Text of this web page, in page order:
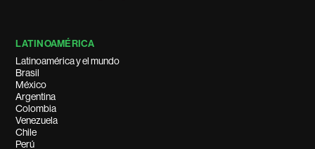
LATINOAMÉRICA
Latinoamérica y el mundo
Brasil
México
Argentina
Colombia
Venezuela
Chile
Perú